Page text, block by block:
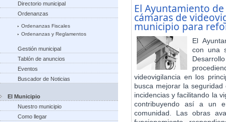
Directorio municipal
Ordenanzas
Ordenanzas Fiscales
Ordenanzas y Reglamentos
Gestión municipal
Tablón de anuncios
Eventos
Buscador de Noticias
El Municipio
Nuestro municipio
Como llegar
El Ayuntamiento
cámaras de
municipio para
El
con una
videovigilancia en los
busca mejorar la
incidencias y facilitando la
contribuyendo así a un
comunidad. Las obras